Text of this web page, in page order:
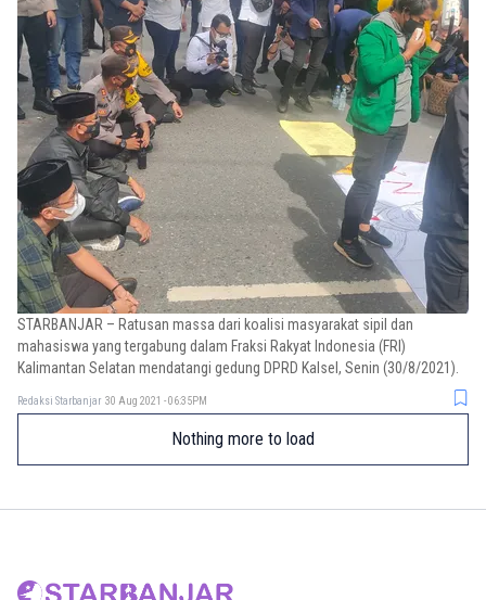
STARBANJAR – Ratusan massa dari koalisi masyarakat sipil dan
mahasiswa yang tergabung dalam Fraksi Rakyat Indonesia (FRI)
Kalimantan Selatan mendatangi gedung DPRD Kalsel, Senin (30/8/2021).
Redaksi Starbanjar 30 Aug 2021 - 06:35PM
Nothing more to load